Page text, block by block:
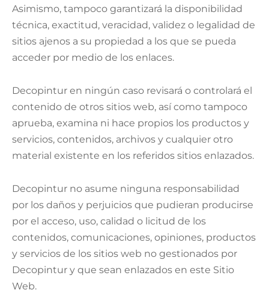
Asimismo, tampoco garantizará la disponibilidad
técnica, exactitud, veracidad, validez o legalidad de
sitios ajenos a su propiedad a los que se pueda
acceder por medio de los enlaces.
Decopintur en ningún caso revisará o controlará el
contenido de otros sitios web, así como tampoco
aprueba, examina ni hace propios los productos y
servicios, contenidos, archivos y cualquier otro
material existente en los referidos sitios enlazados.
Decopintur no asume ninguna responsabilidad
por los daños y perjuicios que pudieran producirse
por el acceso, uso, calidad o licitud de los
contenidos, comunicaciones, opiniones, productos
y servicios de los sitios web no gestionados por
Decopintur y que sean enlazados en este Sitio
Web.